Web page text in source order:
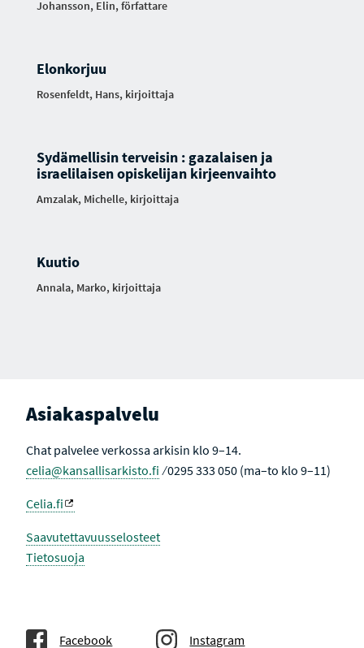
Johansson, Elin, författare
Elonkorjuu
Rosenfeldt, Hans, kirjoittaja
Sydämellisin terveisin : gazalaisen ja
israelilaisen opiskelijan kirjeenvaihto
Amzalak, Michelle, kirjoittaja
Kuutio
Annala, Marko, kirjoittaja
Asiakaspalvelu
Chat palvelee verkossa arkisin klo 9–14.
celia@kansallisarkisto.fi ⁄ 0295 333 050 (ma–to klo 9–11)
Celia.fi
Saavutettavuusselosteet
Tietosuoja
Facebook Instagram